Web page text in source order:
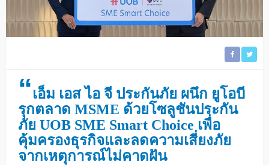
“เอ็ม เอส ไอ จี ประกันภัย ผนึก ยูโอบี
รุกตลาด MSME ด้วยโซลูชันประกัน
ภัย UOB SME Smart Choice เพื่อ
คุ้มครองธุรกิจและลดความเสี่ยงภัย
จากเหตุการณ์ไม่คาดฝัน